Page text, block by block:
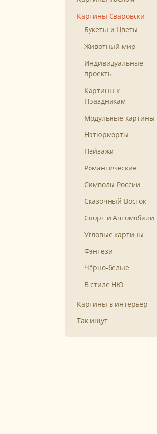
Картины Сваровски
Букеты и Цветы
Животный мир
Индивидуальные
проекты
Картины к
Праздникам
Модульные картины
Натюрморты
Пейзажи
Романтические
Символы России
Сказочный Восток
Спорт и Автомобили
Угловые картины
Фэнтези
Чёрно-белые
В стиле НЮ
Картины в интерьер
Так ищут